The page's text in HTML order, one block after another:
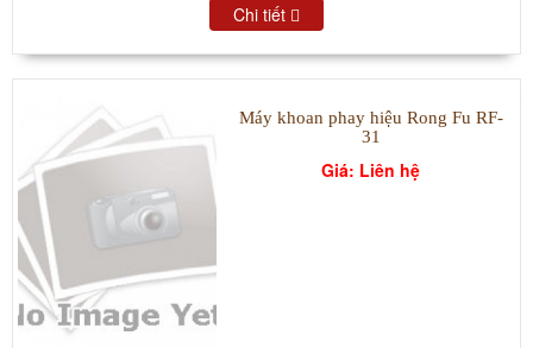
Chi tiết
Máy khoan phay hiệu Rong Fu RF-
31
Giá: Liên hệ